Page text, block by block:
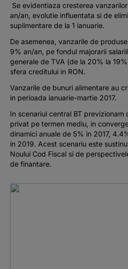
Se evidentiaza cresterea
an/an, evolutie influentata si de
suplimentare de la 1 ianuarie.
De asemenea, vanzarile de
9% an/an, pe fondul majorarii
generale de TVA (de la 20% la
sfera creditului in RON.
Vanzarile de bunuri alimentare au
in perioada ianuarie-martie 2017.
In scenariul central BT previzionam
privat pe termen mediu, in
dinamici anuale de 5% in 2017,
in 2019. Acest scenariu este
Noului Cod Fiscal si de
de finantare.